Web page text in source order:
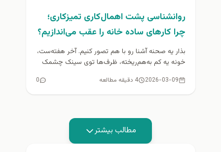
روانشناسی پشت اهمال‌کاری تمیزکاری؛
چرا کارهای ساده خانه را عقب می‌اندازیم؟
بذار یه صحنه آشنا رو با هم تصور کنیم. آخر هفته‌ست،
خونه یه کم به‌هم‌ریخته، ظرف‌ها توی سینک چشمک
2026-03-09 4 دقیقه مطالعه 0
مطالب بیشتر